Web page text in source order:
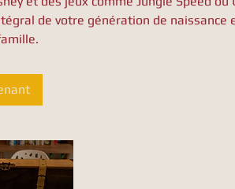
de votre génération de